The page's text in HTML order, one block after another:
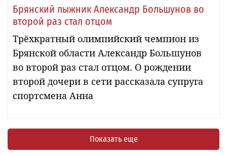
Брянский лыжник Александр Большунов во
второй раз стал отцом
Трёхкратный олимпийский чемпион из
Брянской области Александр Большунов
во второй раз стал отцом. О рождении
второй дочери в сети рассказала супруга
спортсмена Анна
Показать еще